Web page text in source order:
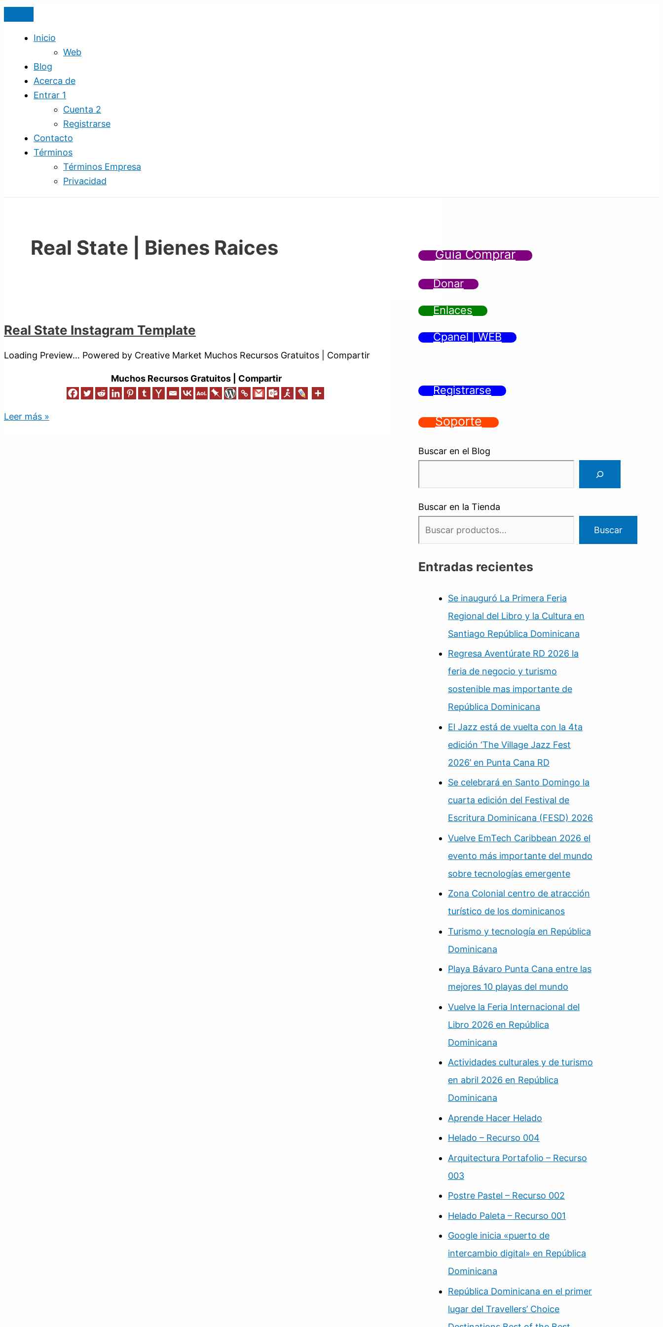
Ir
al
contenido
Inicio
Web
Blog
Acerca de
Entrar 1
Cuenta 2
Registrarse
Contacto
Términos
Términos Empresa
Privacidad
Real State | Bienes Raices
Real State Instagram Template
Loading Preview… Powered by Creative Market Muchos Recursos Gratuitos | Compartir
Muchos Recursos Gratuitos | Compartir
Real
State
Instagram
Leer más »
Guía Comprar
Donar
Enlaces
Cpanel | WEB
Registrarse
Soporte
Buscar en el Blog
Buscar en la Tienda
Buscar
Entradas recientes
Se inauguró La Primera Feria
Regional del Libro y la Cultura en
Santiago República Dominicana
Regresa Aventúrate RD 2026 la
feria de negocio y turismo
sostenible mas importante de
República Dominicana
El Jazz está de vuelta con la 4ta
edición ‘The Village Jazz Fest
2026’ en Punta Cana RD
Se celebrará en Santo Domingo la
cuarta edición del Festival de
Escritura Dominicana (FESD) 2026
Vuelve EmTech Caribbean 2026 el
evento más importante del mundo
sobre tecnologías emergente
Zona Colonial centro de atracción
turístico de los dominicanos
Turismo y tecnología en República
Dominicana
Playa Bávaro Punta Cana entre las
mejores 10 playas del mundo
Vuelve la Feria Internacional del
Libro 2026 en República
Dominicana
Actividades culturales y de turismo
en abril 2026 en República
Dominicana
Aprende Hacer Helado
Helado – Recurso 004
Arquitectura Portafolio – Recurso
003
Postre Pastel – Recurso 002
Helado Paleta – Recurso 001
Google inicia «puerto de
intercambio digital» en República
Dominicana
República Dominicana en el primer
lugar del Travellers’ Choice